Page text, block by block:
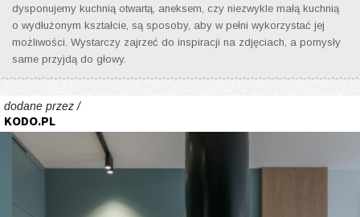
dysponujemy kuchnią otwartą, aneksem, czy niezwykle małą kuchnią
o wydłużonym kształcie, są sposoby, aby w pełni wykorzystać jej
możliwości. Wystarczy zajrzeć do inspiracji na zdjęciach, a pomysły
same przyjdą do głowy.
dodane przez /
KODO.PL